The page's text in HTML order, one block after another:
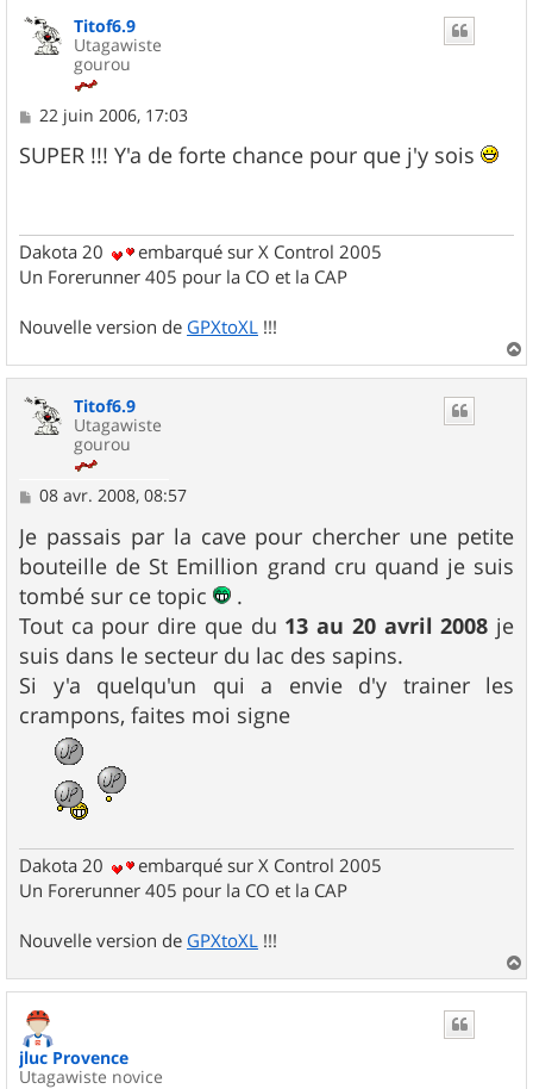
Titof6.9
Utagawiste
gourou
M
s
s
22 juin 2006, 17:03
SUPER !!! Y'a de forte chance pour que j'y sois
Dakota 20
embarqué sur X Control 2005
Un Forerunner 405 pour la CO et la CAP
Nouvelle version de GPXtoXL !!!
a
Titof6.9
Utagawiste
gourou
M
s
s
a
g
e
08 avr. 2008, 08:57
Je passais par la cave pour chercher une petite
bouteille de St Emillion grand cru quand je suis
tombé sur ce topic
.
Tout ca pour dire que du 13 au 20 avril 2008 je
suis dans le secteur du lac des sapins.
Si y'a quelqu'un qui a envie d'y trainer les
crampons, faites moi signe
Dakota 20
embarqué sur X Control 2005
Un Forerunner 405 pour la CO et la CAP
Nouvelle version de GPXtoXL !!!
a
jluc Provence
Utagawiste novice